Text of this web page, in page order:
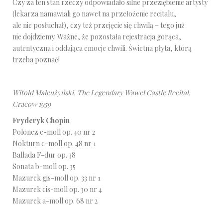
Czy za ten stan rzeczy odpowiadało silne przeziębienie artysty
(lekarza namawiali go nawet na przełożenie recitalu,
ale nie posłuchał), czy też przejęcie się chwilą – tego już
nie dojdziemy. Ważne, że pozostała rejestracja gorąca,
autentyczna i oddająca emocje chwili. Świetna płyta, którą
trzeba poznać!
Witold Małcużyński, The Legendary Wawel Castle Recital,
Cracow 1959
Fryderyk Chopin
Polonez c-moll op. 40 nr 2
Nokturn c-moll op. 48 nr 1
Ballada F-dur op. 38
Sonata b-moll op. 35
Mazurek gis-moll op. 33 nr 1
Mazurek cis-moll op. 30 nr 4
Mazurek a-moll op. 68 nr 2